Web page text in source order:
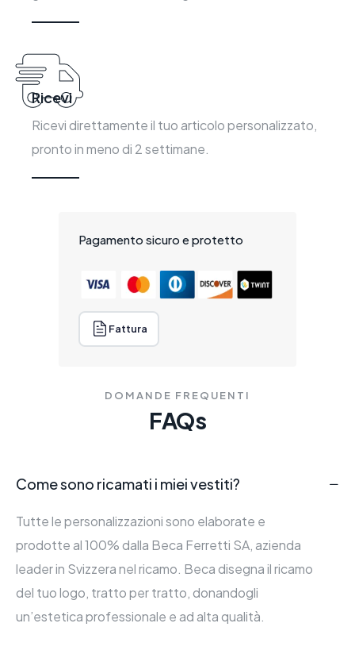
Ricevi
Ricevi direttamente il tuo articolo personalizzato,
pronto in meno di 2 settimane.
Pagamento sicuro e protetto
Fattura
DOMANDE FREQUENTI
FAQs
Come sono ricamati i miei vestiti?
Tutte le personalizzazioni sono elaborate e
prodotte al 100% dalla Beca Ferretti SA, azienda
leader in Svizzera nel ricamo. Beca disegna il ricamo
del tuo logo, tratto per tratto, donandogli
un’estetica professionale e ad alta qualità.